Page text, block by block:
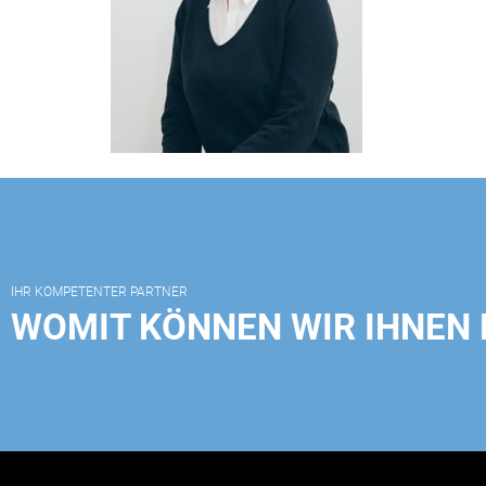
IHR KOMPETENTER PARTNER
WOMIT KÖNNEN WIR IHNEN